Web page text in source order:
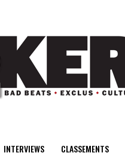
INTERVIEWS CLASSEMENTS